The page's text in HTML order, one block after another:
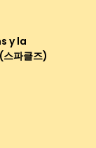
y la
파클즈)